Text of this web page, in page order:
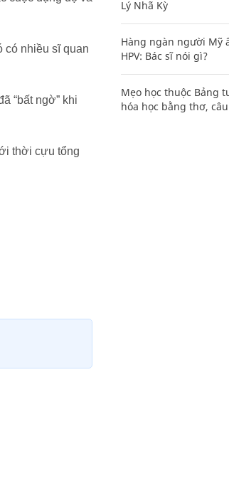
có nhiều sĩ quan
“bất ngờ” khi
thời cựu tổng
Lý Nhã Kỳ
Hàng ngàn người Mỹ
HPV: Bác sĩ nói gì?
Mẹo học thuộc Bảng
hóa học bằng thơ,